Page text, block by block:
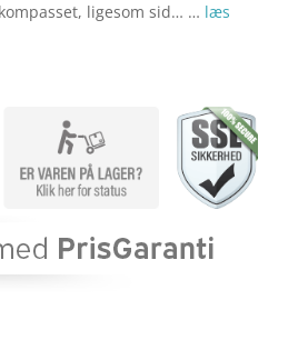
ligesom sid… … læs